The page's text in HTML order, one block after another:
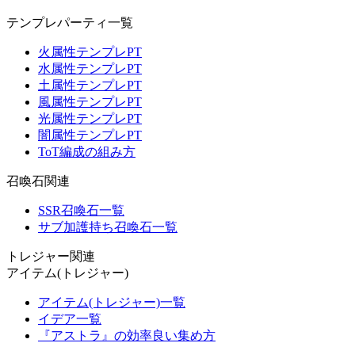
テンプレパーティ一覧
火属性テンプレPT
水属性テンプレPT
土属性テンプレPT
風属性テンプレPT
光属性テンプレPT
闇属性テンプレPT
ToT編成の組み方
召喚石関連
SSR召喚石一覧
サブ加護持ち召喚石一覧
トレジャー関連
アイテム(トレジャー)
アイテム(トレジャー)一覧
イデア一覧
『アストラ』の効率良い集め方